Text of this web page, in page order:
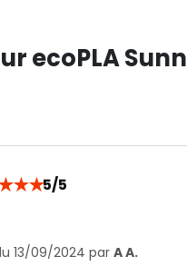
ecoPLA
★★5/5
13/09/2024 par A A.